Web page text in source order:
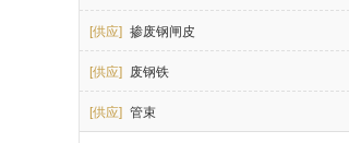
[供应] 掺废钢闸皮
[供应] 废钢铁
[供应] 管束